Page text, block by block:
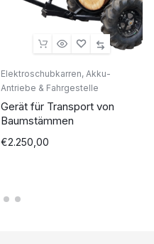
Elektroschubkarren, Akku-
Antriebe & Fahrgestelle
Gerät für Transport von
Baumstämmen
€2.250,00